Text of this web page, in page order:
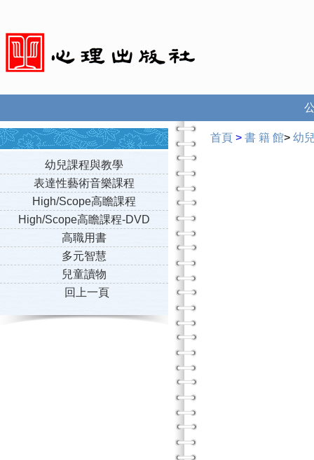
幼兒課程與教學
表達性藝術音樂課程
High/Scope高瞻課程
High/Scope高瞻課程-DVD
高職用書
多元智慧
兒童讀物
回上一頁
首頁 > 書 籍 館> 幼